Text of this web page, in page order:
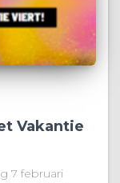
Vakantie
7 februari